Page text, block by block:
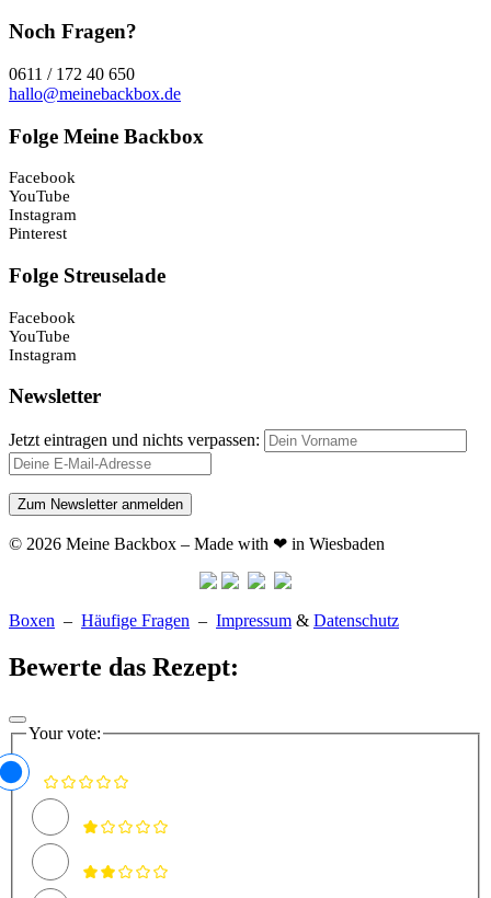
Noch Fragen?
0611 / 172 40 650
hallo@meinebackbox.de
Folge Meine Backbox
Facebook
YouTube
Instagram
Pinterest
Folge Streuselade
Facebook
YouTube
Instagram
Newsletter
Jetzt eintragen und nichts verpassen:
© 2026 Meine Backbox – Made with ❤ in Wiesbaden
Boxen – Häufige Fragen – Impressum & Datenschutz
Bewerte das Rezept:
Your vote: